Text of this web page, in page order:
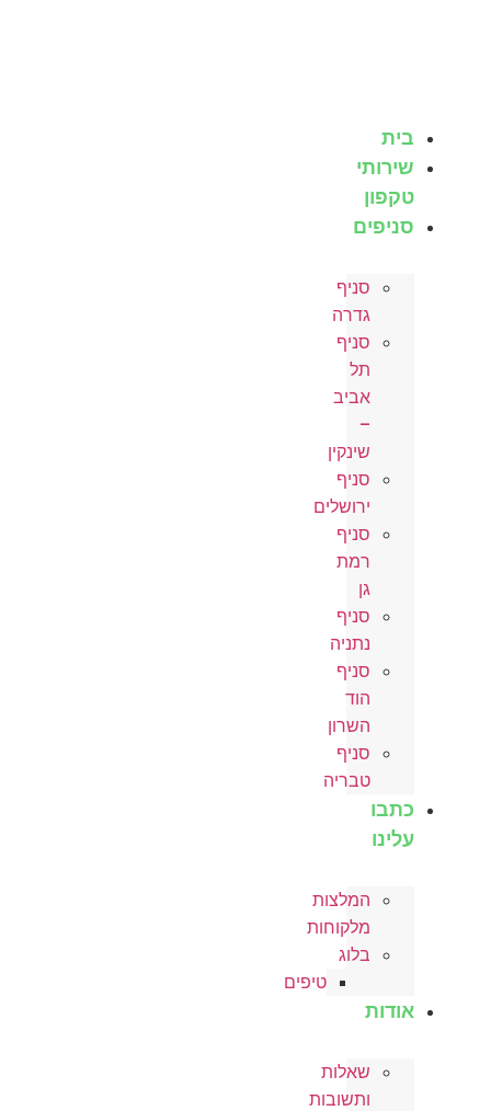
בית
שירותי
טקפון
סניפים
סניף
גדרה
סניף
תל
אביב
–
שינקין
סניף
ירושלים
סניף
רמת
גן
סניף
נתניה
סניף
הוד
השרון
סניף
טבריה
כתבו
עלינו
המלצות
מלקוחות
בלוג
טיפים
אודות
שאלות
ותשובות